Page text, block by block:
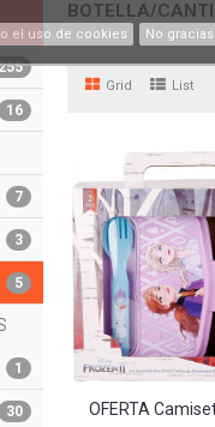
el uso de cookies No gracias
16
7
3
5
1
30
BOTELLA/
Grid List
OFERTA